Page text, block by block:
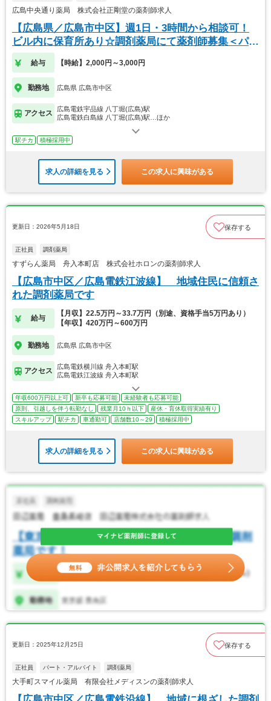
広島中央通り薬局 株式会社正剛堂の薬剤師求人
【広島県／広島市中区】週1日・3時間から相談可！
ビル内に保育所あり☆調剤薬局にて薬剤師募集＜パー
ト＞
給与 【時給】2,000円～3,000円
勤務地 広島県 広島市中区
アクセス
広島電鉄宇品線 八丁堀(広島)駅
広島電鉄白島線 八丁堀(広島)駅…ほか
駅チカ 積極採用中
求人の詳細を見る この求人に興味がある
更新日：2026年5月18日 保存する
正社員 調剤薬局
すずらん薬局 舟入本町店 株式会社ホロンの薬剤師求人
【広島市中区／広島電鉄江波線】 地域住民に信頼さ
れた調剤薬局です
給与
【月収】22.5万円～33.7万円（別途、資格手当5万円あり）
【年収】420万円～600万円
勤務地 広島県 広島市中区
アクセス
広島電鉄横川線 舟入本町駅
広島電鉄江波線 舟入本町駅
年収600万円以上可 新卒も応募可能
未経験者も応募可能
原則、引越しを伴う転勤なし
残業月10ｈ以下
産休・育休取得実績有り
スキルアップ
駅チカ 車通勤可 店舗数10～29 積極採用中
求人の詳細を見る この求人に興味がある
更新日：2025年12月25日 保存する
正社員 パート・アルバイト 調剤薬局
大手町スマイル薬局 有限会社メディスンの薬剤師求人